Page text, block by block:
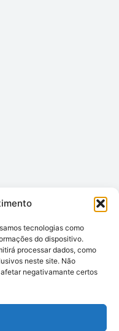
tecnologias como
do dispositivo.
processar dados, como
neste site. Não
negativamante certos